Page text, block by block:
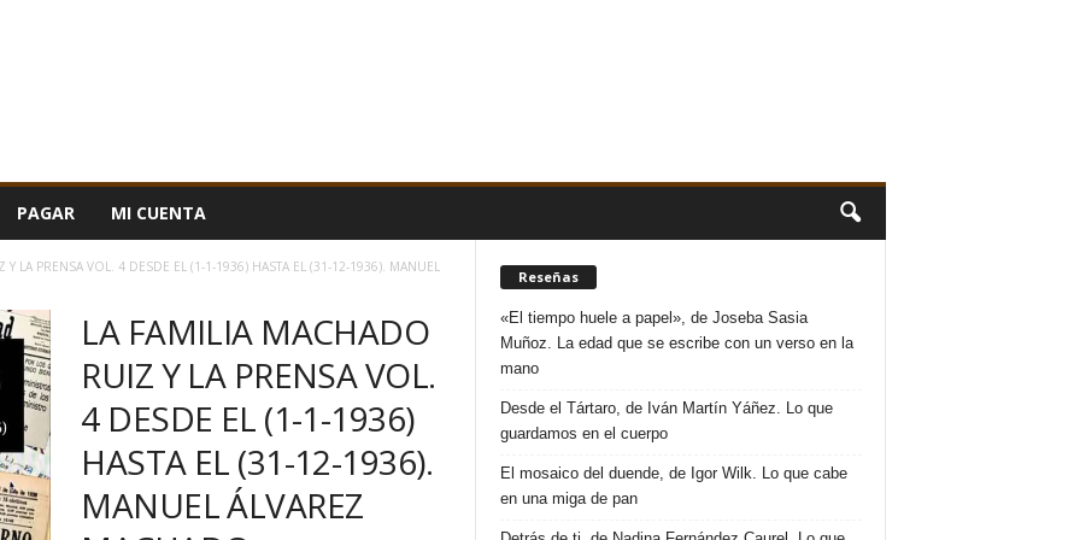
PAGAR MI CUENTA
Y LA PRENSA VOL. 4 DESDE EL (1-1-1936) HASTA EL (31-12-1936). MANUEL
LA FAMILIA MACHADO
RUIZ Y LA PRENSA VOL.
4 DESDE EL (1-1-1936)
HASTA EL (31-12-1936).
MANUEL ÁLVAREZ
Reseñas
«El tiempo huele a papel», de Joseba Sasia
Muñoz. La edad que se escribe con un verso en la
mano
Desde el Tártaro, de Iván Martín Yáñez. Lo que
guardamos en el cuerpo
El mosaico del duende, de Igor Wilk. Lo que cabe
en una miga de pan